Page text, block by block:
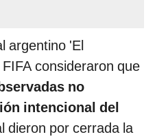
argentino 'El
consideraron que
no
intencional del
dieron por cerrada la